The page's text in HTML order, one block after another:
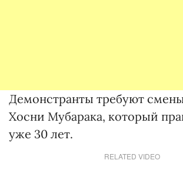
Демонстранты требуют
Хосни Мубарака, который
уже 30 лет.
RELATED VIDEO